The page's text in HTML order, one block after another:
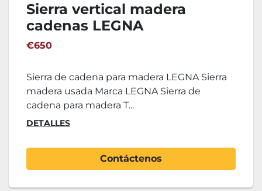
Sierra vertical madera
cadenas LEGNA
€650
Sierra de cadena para madera LEGNA Sierra
madera usada Marca LEGNA Sierra de
cadena para madera T...
DETALLES
Contáctenos